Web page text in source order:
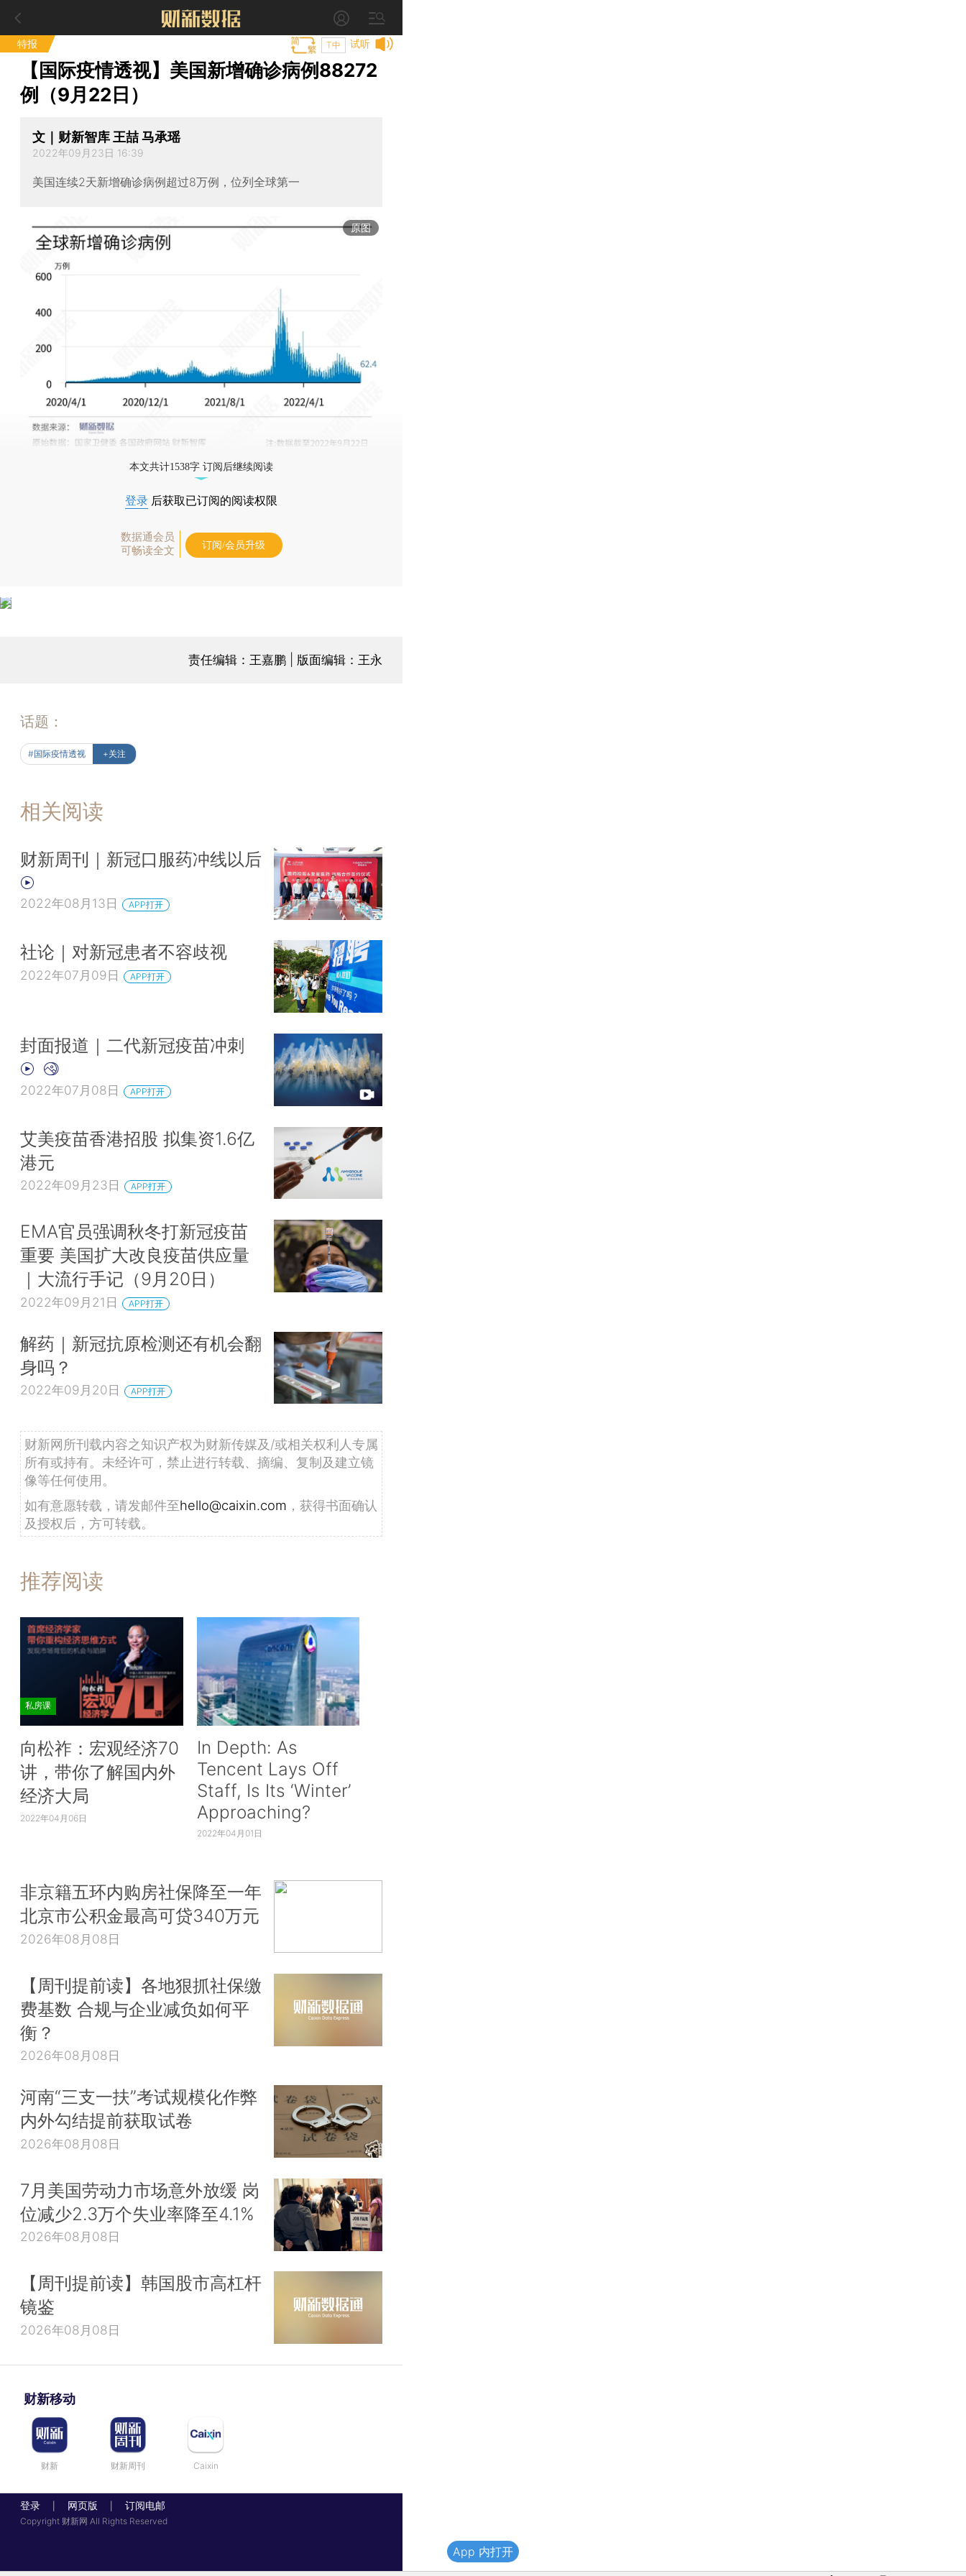
特报 试听
T中
【国际疫情透视】美国新增确诊病例88272
例（9月22日）
文｜财新智库 王喆 马承瑶
2022年09月23日 16:39
美国连续2天新增确诊病例超过8万例，位列全球第一
原图
本文共计1538字 订阅后继续阅读
登录 后获取已订阅的阅读权限
数据通会员
可畅读全文
订阅/会员升级
责任编辑：王嘉鹏 | 版面编辑：王永
话题：
#国际疫情透视 +关注
相关阅读
财新周刊｜新冠口服药冲线以后
2022年08月13日 APP打开
社论｜对新冠患者不容歧视
2022年07月09日 APP打开
封面报道｜二代新冠疫苗冲刺
2022年07月08日 APP打开
艾美疫苗香港招股 拟集资1.6亿
港元
2022年09月23日 APP打开
EMA官员强调秋冬打新冠疫苗
重要 美国扩大改良疫苗供应量
｜大流行手记（9月20日）
2022年09月21日 APP打开
解药｜新冠抗原检测还有机会翻
身吗？
2022年09月20日 APP打开
财新网所刊载内容之知识产权为财新传媒及/或相关权利人专属
所有或持有。未经许可，禁止进行转载、摘编、复制及建立镜
像等任何使用。
如有意愿转载，请发邮件至hello@caixin.com ，获得书面确认
及授权后，方可转载。
推荐阅读
私房课
向松祚：宏观经济70
讲，带你了解国内外
经济大局
2022年04月06日
In Depth: As
Tencent Lays Off
Staff, Is Its ‘Winter’
Approaching?
2022年04月01日
非京籍五环内购房社保降至一年
北京市公积金最高可贷340万元
2026年08月08日
【周刊提前读】各地狠抓社保缴
费基数 合规与企业减负如何平
衡？
2026年08月08日
河南“三支一扶”考试规模化作弊
内外勾结提前获取试卷
2026年08月08日
7月美国劳动力市场意外放缓 岗
位减少2.3万个失业率降至4.1%
2026年08月08日
【周刊提前读】韩国股市高杠杆
镜鉴
2026年08月08日
财新移动
财新 财新周刊 Caixin
登录 网页版 订阅电邮
Copyright 财新网 All Rights Reserved
App 内打开